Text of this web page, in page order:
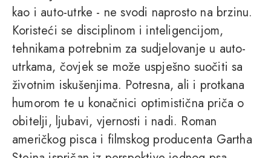
kao i auto-utrke - ne svodi naprosto na brzinu.
Koristeći se disciplinom i inteligencijom,
tehnikama potrebnim za sudjelovanje u auto-
utrkama, čovjek se može uspješno suočiti sa
životnim iskušenjima. Potresna, ali i protkana
humorom te u konačnici optimistična priča o
obitelji, ljubavi, vjernosti i nadi. Roman
američkog pisca i filmskog producenta Gartha